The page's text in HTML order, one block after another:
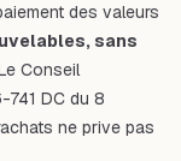
des valeurs
sans
Conseil
DC du 8
ne prive pas